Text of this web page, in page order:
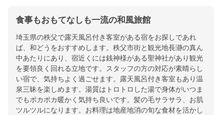
食事もおもてなしも一流の和風旅館
埼玉県の秩父で露天風呂付き客室がある宿をお探しであれ
ば、和どうをおすすめします。秩父市街と観光地長瀞の真ん
中あたりにあり、宿近くには銭神様がある聖神社があり観光
を要領良く回れる立地です。スタッフの方の対応が素晴らし
い宿で、気持ちよく過ごせます。露天風呂付き客室もあり温
泉三昧を楽しめます。湯質はトロトロした湯で身体がいつま
でもポカポカ暖かく気持ち良いです。髪の毛サラサラ、お肌
ツルツルになります。お料理は地産地消の旬な食材を活かし